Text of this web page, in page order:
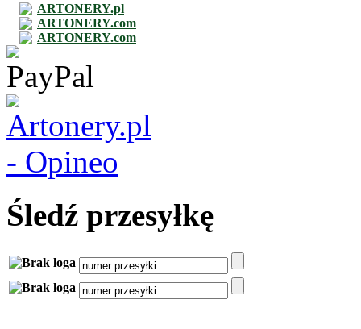
ARTONERY.pl
ARTONERY.com
ARTONERY.com
Śledź przesyłkę